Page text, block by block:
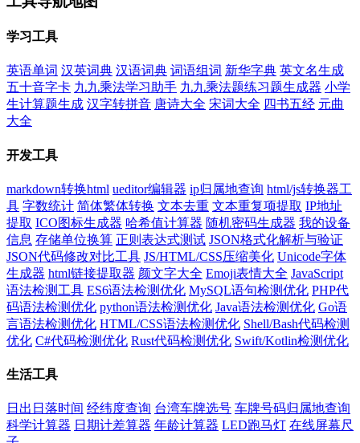
学习工具
英语单词 汉英词典 汉语词典 词语组词 新华字典 英文名生成
五十音字卡 九九乘法学习助手 九九乘法题练习题生成器 小学
生计算题生成 汉字转拼音 唐诗大全 宋词大全 四书五经 元曲
大全
开发工具
markdown转换html ueditor编辑器 ip归属地查询 html/js转换器工
具 字数统计 简体繁体转换 文本去重 文本重复项提取 IP地址
提取 ICO图标生成器 哈希值计算器 随机密码生成器 我的设备
信息 存储单位换算 正则表达式测试 JSON格式化解析与验证
JSON代码修改对比工具 JS/HTML/CSS压缩美化 Unicode字体
生成器 html链接提取器 颜文字大全 Emoji表情大全 JavaScript
语法检测工具 ES6语法检测优化 MySQL语句检测优化 PHP代
码语法检测优化 python语法检测优化 Java语法检测优化 Go语
言语法检测优化 HTML/CSS语法检测优化 Shell/Bash代码检测
优化 C#代码检测优化 Rust代码检测优化 Swift/Kotlin检测优化
生活工具
日出日落时间 经纬度查询 台湾车牌选号 车牌号码归属地查询
科学计算器 日期计差算器 年龄计算器 LED跑马灯 在线屏幕尺